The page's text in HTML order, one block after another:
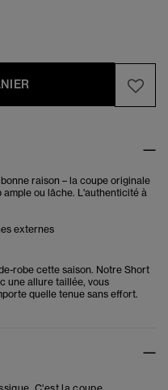
raison – la coupe originale
ou lâche. L'authenticité à
externes
robe cette saison. Notre Short
une allure taillée, vous
quelle tenue sans effort.